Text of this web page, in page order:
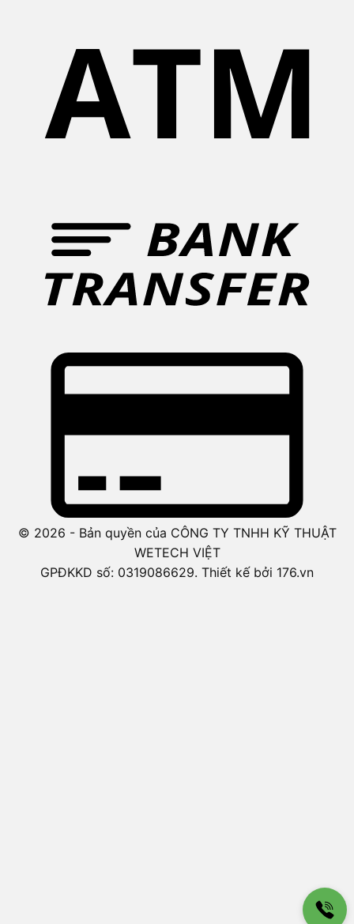
© 2026 - Bản quyền của CÔNG TY TNHH KỸ THUẬT
WETECH VIỆT
GPĐKKD số: 0319086629. Thiết kế bởi 176.vn